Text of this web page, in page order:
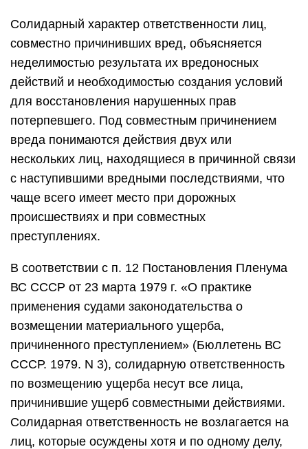
Солидарный характер ответственности лиц,
совместно причинивших вред, объясняется
неделимостью результата их вредоносных
действий и необходимостью создания условий
для восстановления нарушенных прав
потерпевшего. Под совместным причинением
вреда понимаются действия двух или
нескольких лиц, находящиеся в причинной связи
с наступившими вредными последствиями, что
чаще всего имеет место при дорожных
происшествиях и при совместных
преступлениях.
В соответствии с п. 12 Постановления Пленума
ВС СССР от 23 марта 1979 г. «О практике
применения судами законодательства о
возмещении материального ущерба,
причиненного преступлением» (Бюллетень ВС
СССР. 1979. N 3), солидарную ответственность
по возмещению ущерба несут все лица,
причинившие ущерб совместными действиями.
Солидарная ответственность не возлагается на
лиц, которые осуждены хотя и по одному делу,